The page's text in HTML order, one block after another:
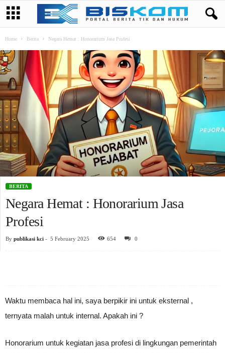
Home Berita Negara Hemat : Honorarium Jasa Profesi
BERITA
Negara Hemat : Honorarium Jasa
Profesi
By publikasi kci - 5 February 2025 654 0
Waktu membaca hal ini, saya berpikir ini untuk eksternal ,
ternyata malah untuk internal. Apakah ini ?
Honorarium untuk kegiatan jasa profesi di lingkungan pemerintah